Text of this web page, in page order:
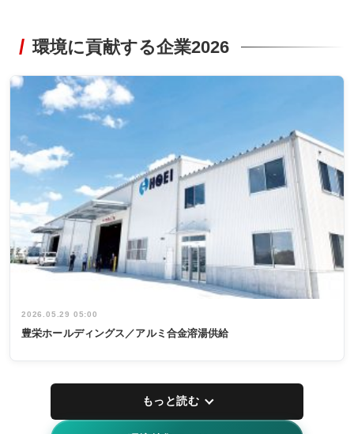
環境に貢献する企業2026
2026.05.29 05:00
豊栄ホールディングス／アルミ合金溶湯供給
もっと読む